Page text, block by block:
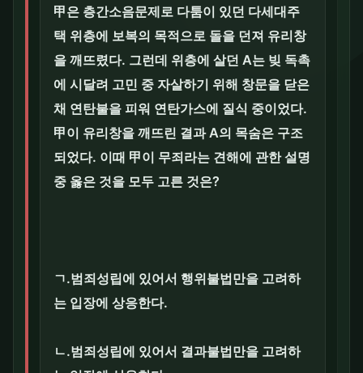
甲은 층간소음문제로 다툼이 있던 다세대주
택 위층에 보복의 목적으로 돌을 던져 유리창
을 깨뜨렸다. 그런데 위층에 살던 A는 빚 독촉
에 시달려 고민 중 자살하기 위해 창문을 닫은
채 연탄불을 피워 연탄가스에 질식 중이었다.
甲이 유리창을 깨뜨린 결과 A의 목숨은 구조
되었다. 이때 甲이 무죄라는 견해에 관한 설명
중 옳은 것을 모두 고른 것은?
ㄱ.범죄성립에 있어서 행위불법만을 고려하
는 입장에 상응한다.
ㄴ.범죄성립에 있어서 결과불법만을 고려하